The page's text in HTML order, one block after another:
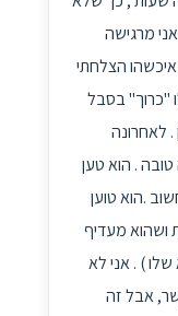
מרגישה
הצלחתי
"כרוך" בסבל
לאחרונה
. הוא טען
.הוא טוען
ושהוא מעדיף
) . אני לא
אבל זה